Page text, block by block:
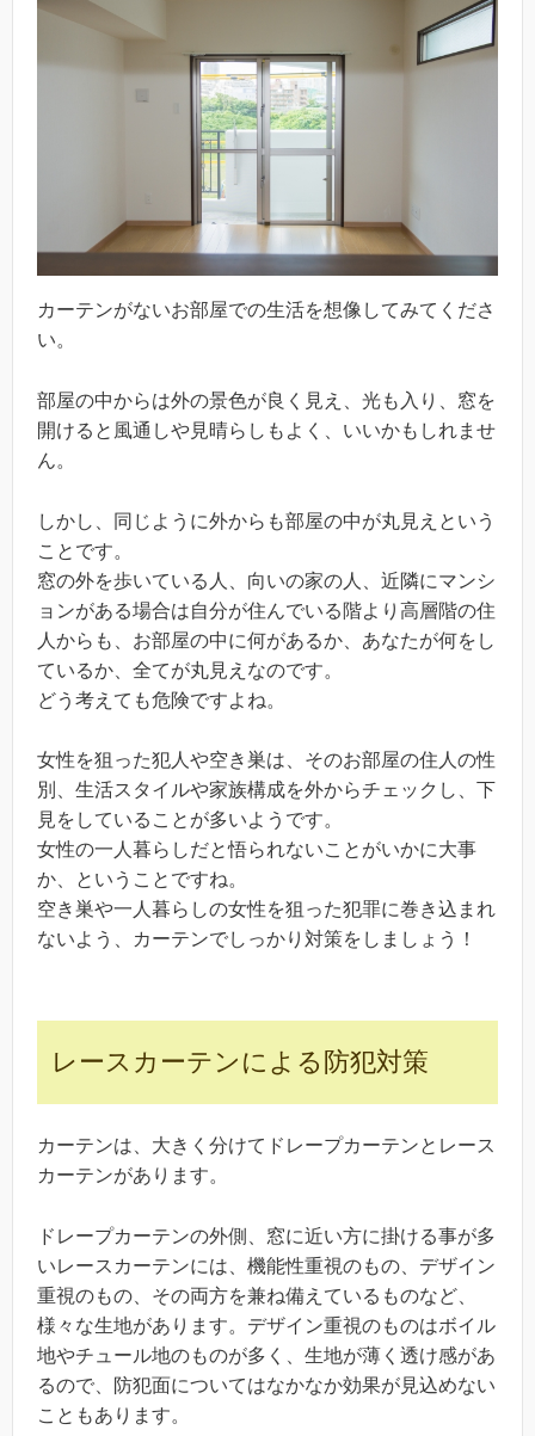
カーテンがないお部屋での生活を想像してみてくださ
い。
部屋の中からは外の景色が良く見え、光も入り、窓を
開けると風通しや見晴らしもよく、いいかもしれませ
ん。
しかし、同じように外からも部屋の中が丸見えという
ことです。
窓の外を歩いている人、向いの家の人、近隣にマンシ
ョンがある場合は自分が住んでいる階より高層階の住
人からも、お部屋の中に何があるか、あなたが何をし
ているか、全てが丸見えなのです。
どう考えても危険ですよね。
女性を狙った犯人や空き巣は、そのお部屋の住人の性
別、生活スタイルや家族構成を外からチェックし、下
見をしていることが多いようです。
女性の一人暮らしだと悟られないことがいかに大事
か、ということですね。
空き巣や一人暮らしの女性を狙った犯罪に巻き込まれ
ないよう、カーテンでしっかり対策をしましょう！
レースカーテンによる防犯対策
カーテンは、大きく分けてドレープカーテンとレース
カーテンがあります。
ドレープカーテンの外側、窓に近い方に掛ける事が多
いレースカーテンには、機能性重視のもの、デザイン
重視のもの、その両方を兼ね備えているものなど、
様々な生地があります。デザイン重視のものはボイル
地やチュール地のものが多く、生地が薄く透け感があ
るので、防犯面についてはなかなか効果が見込めない
こともあります。